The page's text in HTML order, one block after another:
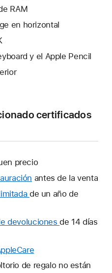
RAM
en horizontal
y el Apple Pencil
certificados
precio
antes de la venta
Se
una
de un año de
devoluciones Se
nueva.
de 14 días
abrirá
de regalo no están